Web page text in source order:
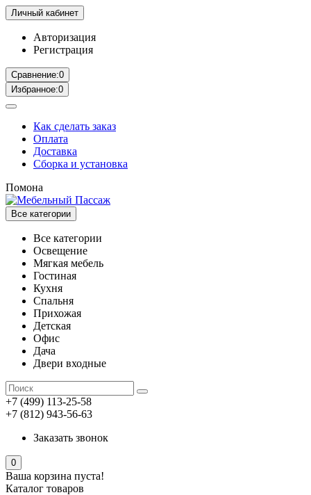
Личный кабинет
Авторизация
Регистрация
Сравнение:0
Избранное:0
Как сделать заказ
Оплата
Доставка
Сборка и установка
Помона
Все категории
Все категории
Освещение
Мягкая мебель
Гостиная
Кухня
Спальня
Прихожая
Детская
Офис
Дача
Двери входные
+7 (499) 113-25-58
+7 (812) 943-56-63
Заказать звонок
0
Ваша корзина пуста!
Каталог товаров